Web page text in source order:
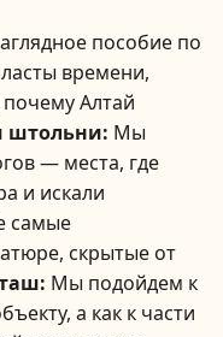
пособие по
времени,
Алтай
штольни: Мы
— места, где
и искали
самые
скрытые от
Мы подойдем к
а как к части